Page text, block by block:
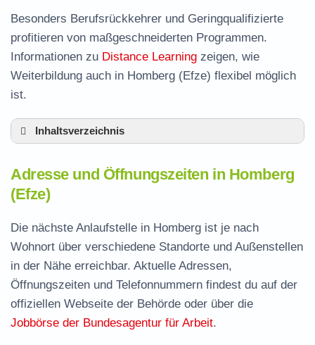
Besonders Berufsrückkehrer und Geringqualifizierte
profitieren von maßgeschneiderten Programmen.
Informationen zu Distance Learning zeigen, wie
Weiterbildung auch in Homberg (Efze) flexibel möglich
ist.
Inhaltsverzeichnis
Leistungen der Arbeitsvermittlung in Homberg
Termin vereinbaren und Bürgergeld beantragen
Jobcenter Schwalm-Eder-Kreis – zuständige
Stelle
Häufige Fragen rund ums Jobcenter
Adresse und Öffnungszeiten in Homberg
(Efze)
Die nächste Anlaufstelle in Homberg ist je nach
Wohnort über verschiedene Standorte und Außenstellen
in der Nähe erreichbar. Aktuelle Adressen,
Öffnungszeiten und Telefonnummern findest du auf der
offiziellen Webseite der Behörde oder über die
Jobbörse der Bundesagentur für Arbeit.